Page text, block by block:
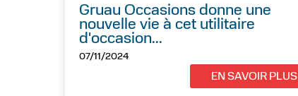
Gruau Occasions donne une
nouvelle vie à cet utilitaire
d'occasion...
07/11/2024
EN SAVOIR PLUS